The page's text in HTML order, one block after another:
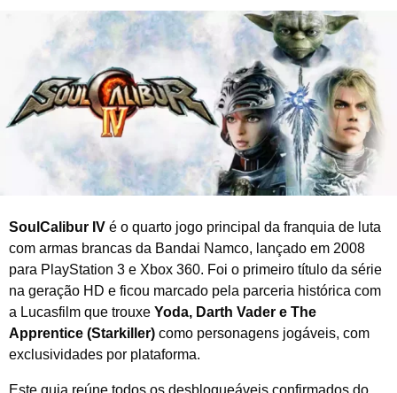
m
a
i
o
e
2
0
2
6
SoulCalibur IV é o quarto jogo principal da franquia de luta
com armas brancas da Bandai Namco, lançado em 2008
para PlayStation 3 e Xbox 360. Foi o primeiro título da série
na geração HD e ficou marcado pela parceria histórica com
a Lucasfilm que trouxe Yoda, Darth Vader e The
Apprentice (Starkiller) como personagens jogáveis, com
exclusividades por plataforma.